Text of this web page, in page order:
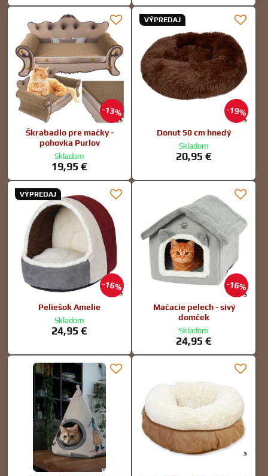
13%
Škrabadlo pre mačky -
pohovka Purlov
Skladom
19,95 €
19%
VÝPREDAJ
Donut 50 cm hnedý
Skladom
20,95 €
16%
VÝPREDAJ
Peliešok Amelie
Skladom
24,95 €
16%
Mačacie pelech - sivý
domček
Skladom
24,95 €